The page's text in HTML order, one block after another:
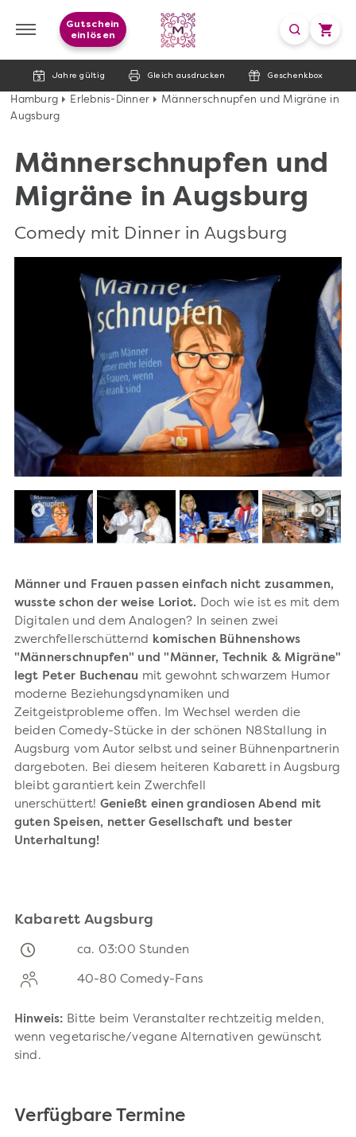
Jahre gültig Gleich ausdrucken Geschenkbox
Gutschein
einlösen
Hamburg Erlebnis-Dinner
Männerschnupfen und Migräne in
Augsburg
Männerschnupfen und
Migräne in Augsburg
Comedy mit Dinner in Augsburg
Männer und Frauen passen einfach nicht zusammen,
wusste schon der weise Loriot. Doch wie ist es mit dem
Digitalen und dem Analogen? In seinen zwei
zwerchfellerschütternd
komischen Bühnenshows
"Männerschnupfen" und "Männer, Technik & Migräne"
legt Peter Buchenau mit gewohnt schwarzem Humor
moderne Beziehungsdynamiken und
Zeitgeistprobleme offen. Im Wechsel werden die
beiden Comedy-Stücke in der schönen N8Stallung in
Augsburg vom Autor selbst und seiner Bühnenpartnerin
dargeboten. Bei diesem heiteren Kabarett in Augsburg
bleibt garantiert kein Zwerchfell
unerschüttert! Genießt einen grandiosen Abend mit
guten Speisen, netter Gesellschaft und bester
Unterhaltung!
Kabarett Augsburg
ca. 03:00 Stunden
40-80 Comedy-Fans
Hinweis: Bitte beim Veranstalter rechtzeitig melden,
wenn vegetarische/vegane Alternativen gewünscht
sind.
Verfügbare Termine